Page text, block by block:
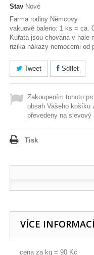
Stav Nové
Farma rodiny Němcovy
vakuově baleno: 1 ks = ca.
Kuřata jsou chována v hale
rizika nákazy nemocemi od
Tweet Sdílet
Zakoupením tohoto
obsah Vašeho
převedeny na slevový
Tisk
VÍCE
cena za kg = 90 Kč